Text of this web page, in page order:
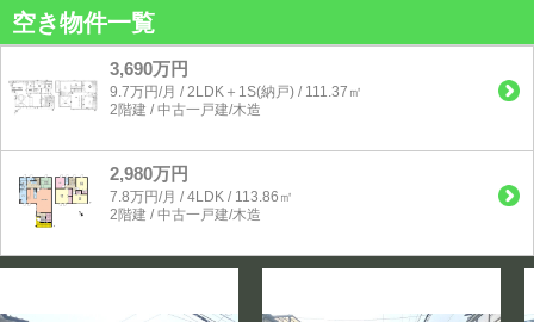
空き物件一覧
3,690万円
9.7万円/月 / 2LDK＋1S(納戸) / 111.37㎡
2階建 / 中古一戸建/木造
2,980万円
7.8万円/月 / 4LDK / 113.86㎡
2階建 / 中古一戸建/木造